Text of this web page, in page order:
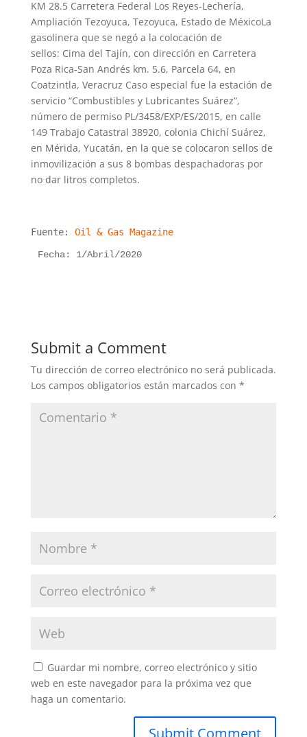
KM 28.5 Carretera Federal Los Reyes-Lechería,
Ampliación Tezoyuca, Tezoyuca, Estado de MéxicoLa
gasolinera que se negó a la colocación de
sellos: Cima del Tajín, con dirección en Carretera
Poza Rica-San Andrés km. 5.6, Parcela 64, en
Coatzintla, Veracruz Caso especial fue la estación de
servicio “Combustibles y Lubricantes Suárez”,
número de permiso PL/3458/EXP/ES/2015, en calle
149 Trabajo Catastral 38920, colonia Chichí Suárez,
en Mérida, Yucatán, en la que se colocaron sellos de
inmovilización a sus 8 bombas despachadoras por
no dar litros completos.
Fuente: Oil & Gas Magazine
Fecha: 1/Abril/2020
Submit a Comment
Tu dirección de correo electrónico no será publicada.
Los campos obligatorios están marcados con *
Guardar mi nombre, correo electrónico y sitio
web en este navegador para la próxima vez que
haga un comentario.